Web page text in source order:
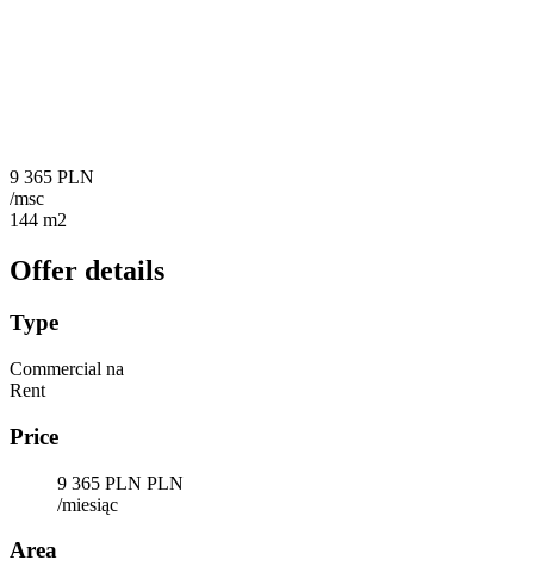
9 365 PLN
/msc
144 m2
Offer details
Type
Commercial na
Rent
Price
9 365 PLN PLN
/miesiąc
Area